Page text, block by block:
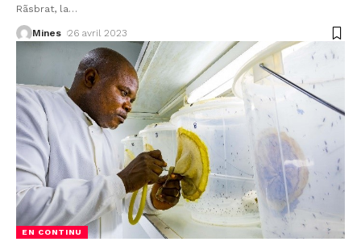
Rãsbrat, la…
Mines 26 avril 2023
EN CONTINU